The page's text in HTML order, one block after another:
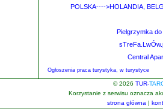
POLSKA---->HOLANDIA,
Pielgrzymka
Central
Ogłoszenia praca turystyka, w turystyce
© 2026 TUR-
Korzystanie z serwisu oznacza
strona główna |